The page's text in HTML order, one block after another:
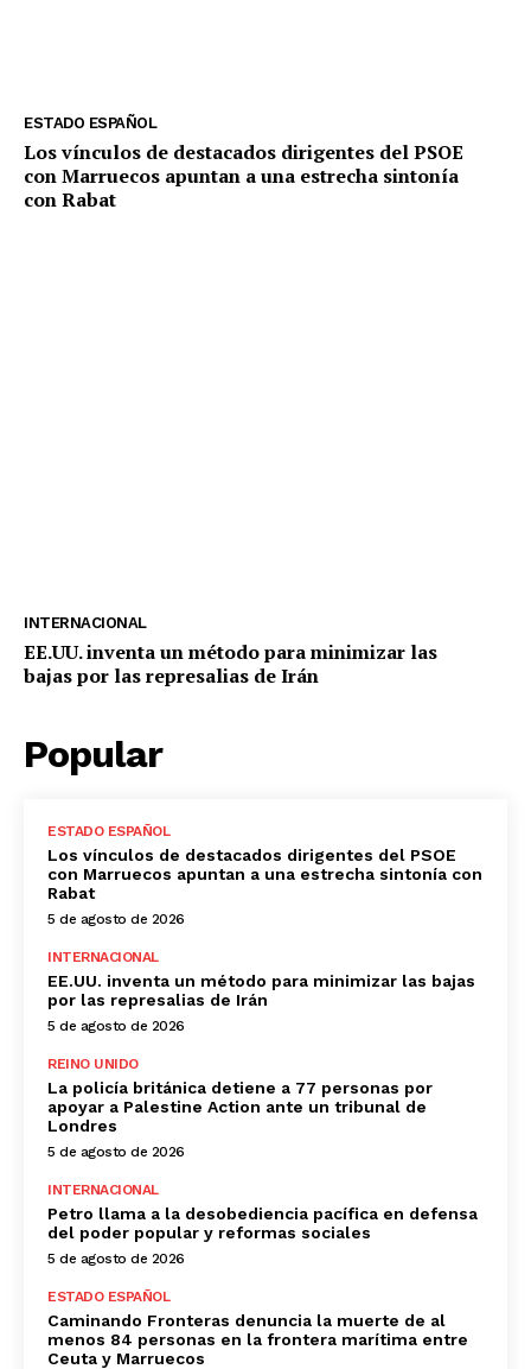
ESTADO ESPAÑOL
Los vínculos de destacados dirigentes del PSOE
con Marruecos apuntan a una estrecha sintonía
con Rabat
INTERNACIONAL
EE.UU. inventa un método para minimizar las
bajas por las represalias de Irán
Popular
ESTADO ESPAÑOL
Los vínculos de destacados dirigentes del PSOE
con Marruecos apuntan a una estrecha sintonía con
Rabat
5 de agosto de 2026
INTERNACIONAL
EE.UU. inventa un método para minimizar las bajas
por las represalias de Irán
5 de agosto de 2026
REINO UNIDO
La policía británica detiene a 77 personas por
apoyar a Palestine Action ante un tribunal de
Londres
5 de agosto de 2026
INTERNACIONAL
Petro llama a la desobediencia pacífica en defensa
del poder popular y reformas sociales
5 de agosto de 2026
ESTADO ESPAÑOL
Caminando Fronteras denuncia la muerte de al
menos 84 personas en la frontera marítima entre
Ceuta y Marruecos